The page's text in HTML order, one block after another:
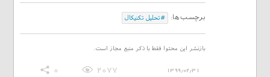
برچسب‌ها: #تحلیل تکنیکال
بازنشر این محتوا فقط با ذکر منبع مجاز است.
1399/02/31
2077
0